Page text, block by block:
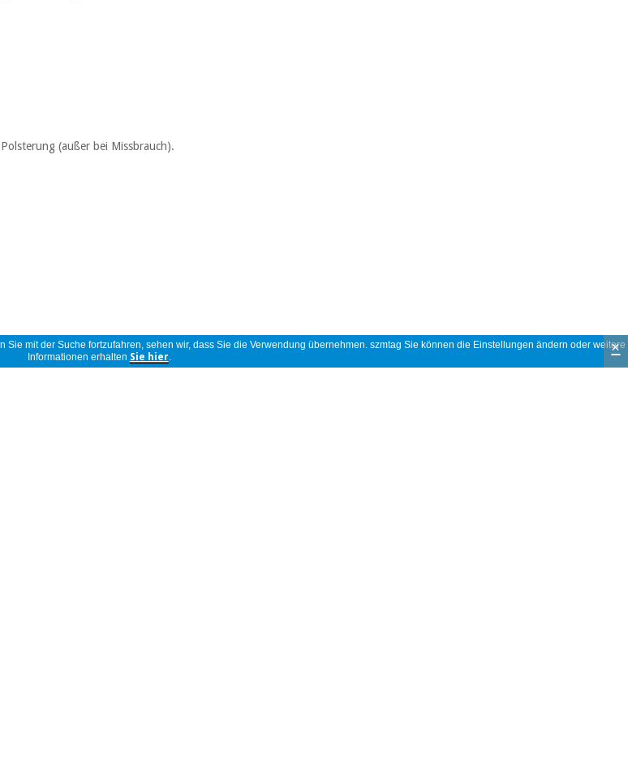
(außer bei Missbrauch).
mit der Suche fortzufahren, sehen wir, dass Sie die Verwendung übernehmen. szmtag Sie können die Einstellungen ändern oder weitere
Informationen erhalten Sie hier. ×